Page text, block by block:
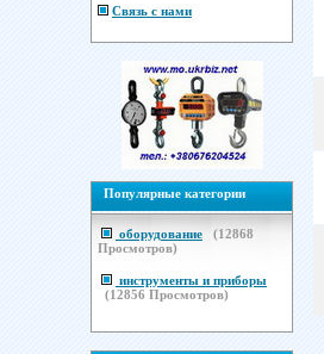
Связь с нами
Популярные категории
оборудование (12868
Просмотров)
инструменты и приборы
(12856 Просмотров)